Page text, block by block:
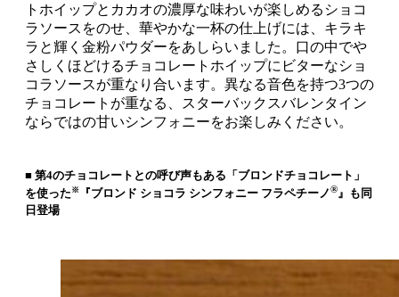
トホイップとカカオの濃厚な味わいが楽しめるショコ
ラソースをのせ、華やかな一杯の仕上げには、キラキ
ラと輝く金粉パウダーをあしらいました。口の中でや
さしくほどけるチョコレートホイップにビターなショ
コラソースが重なり合います。異なる音色を持つ3つの
チョコレートが重なる、スターバックスバレンタイン
ならではの甘いシンフォニーをお楽しみください。
■ 第4のチョコレートとの呼び声もある「ブロンドチョコレート」
を使った ※ 『ブロンド ショコラ シンフォニー フラペチーノ®』も同
日登場